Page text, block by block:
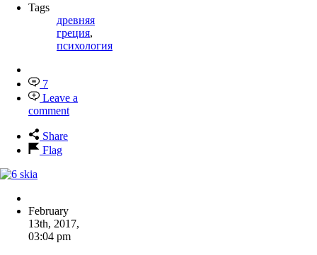
Tags
древняя
греция,
психология
7
Leave a
comment
Share
Flag
February
13th, 2017,
03:04 pm